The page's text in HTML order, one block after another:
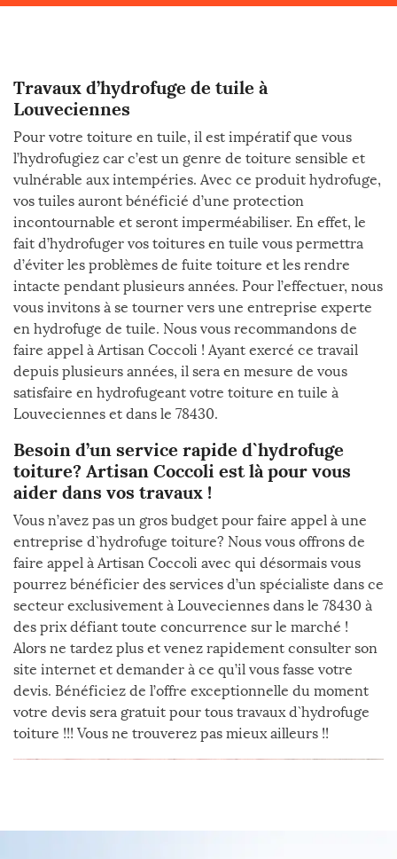
Travaux d’hydrofuge de tuile à
Louveciennes
Pour votre toiture en tuile, il est impératif que vous
l’hydrofugiez car c’est un genre de toiture sensible et
vulnérable aux intempéries. Avec ce produit hydrofuge,
vos tuiles auront bénéficié d’une protection
incontournable et seront imperméabiliser. En effet, le
fait d’hydrofuger vos toitures en tuile vous permettra
d’éviter les problèmes de fuite toiture et les rendre
intacte pendant plusieurs années. Pour l’effectuer, nous
vous invitons à se tourner vers une entreprise experte
en hydrofuge de tuile. Nous vous recommandons de
faire appel à Artisan Coccoli ! Ayant exercé ce travail
depuis plusieurs années, il sera en mesure de vous
satisfaire en hydrofugeant votre toiture en tuile à
Louveciennes et dans le 78430.
Besoin d’un service rapide d`hydrofuge
toiture? Artisan Coccoli est là pour vous
aider dans vos travaux !
Vous n’avez pas un gros budget pour faire appel à une
entreprise d`hydrofuge toiture? Nous vous offrons de
faire appel à Artisan Coccoli avec qui désormais vous
pourrez bénéficier des services d’un spécialiste dans ce
secteur exclusivement à Louveciennes dans le 78430 à
des prix défiant toute concurrence sur le marché !
Alors ne tardez plus et venez rapidement consulter son
site internet et demander à ce qu’il vous fasse votre
devis. Bénéficiez de l’offre exceptionnelle du moment
votre devis sera gratuit pour tous travaux d`hydrofuge
toiture !!! Vous ne trouverez pas mieux ailleurs !!